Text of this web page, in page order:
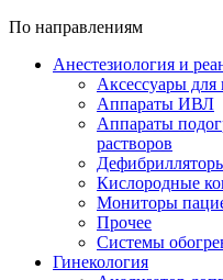
По направлениям
Анестезиология и
Аксессуары для
Аппараты ИВЛ
Аппараты
растворов
Кислородные
Мониторы
Прочее
Системы
Гинекология